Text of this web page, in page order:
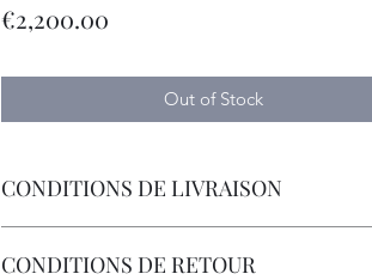
€2,200.00
Out of Stock
CONDITIONS DE LIVRAISON
CONDITIONS DE RETOUR